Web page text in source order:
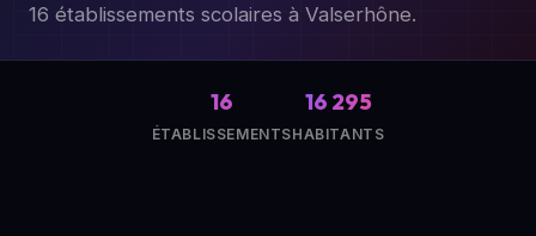
16 établissements scolaires à Valserhône.
16
ÉTABLISSEMENTS
16 295
HABITANTS